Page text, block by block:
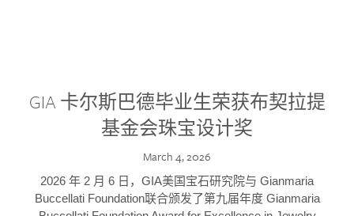
GIA 卡尔斯巴德毕业生荣获布契拉提
基金会珠宝设计奖
March 4, 2026
2026 年 2 月 6 日，GIA美国宝石研究院与 Gianmaria
Buccellati Foundation联合颁发了第九届年度 Gianmaria